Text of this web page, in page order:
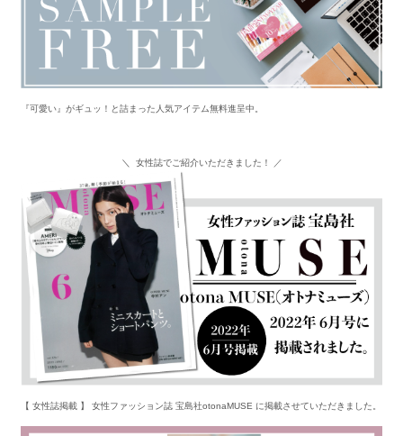
『可愛い』がギュッ！と詰まった人気アイテム無料進呈中。
＼ 女性誌でご紹介いただきました！ ／
【 女性誌掲載 】 女性ファッション誌 宝島社otonaMUSE に掲載させていただきました。